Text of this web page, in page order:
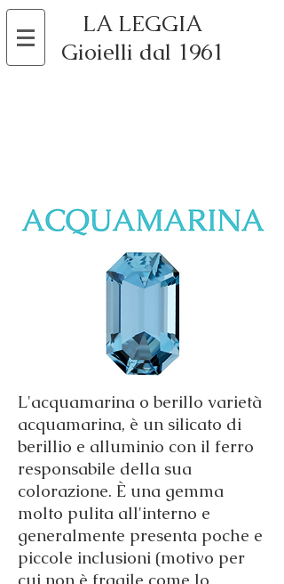
LA LEGGIA
Gioielli dal 1961
L'acquamarina o berillo varietà
acquamarina, è un silicato di
berillio e alluminio con il ferro
responsabile della sua
colorazione. È una gemma
molto pulita all'interno e
generalmente presenta poche e
piccole inclusioni (motivo per